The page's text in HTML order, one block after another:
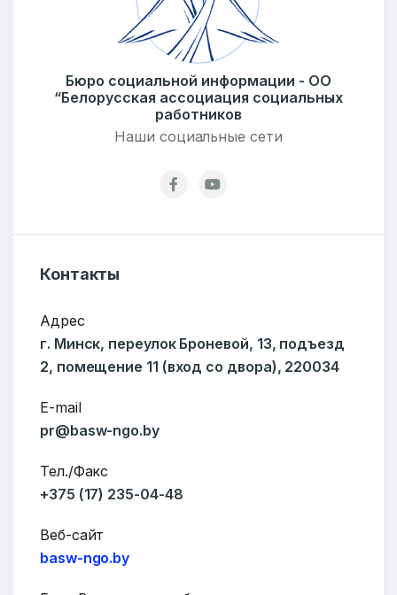
Бюро социальной информации - ОО
“Белорусская ассоциация социальных
работников
Наши социальные сети
Контакты
Адрес
г. Минск, переулок Броневой, 13, подъезд
2, помещение 11 (вход со двора), 220034
E-mail
pr@basw-ngo.by
Тел./Факс
+375 (17) 235-04-48
Веб-сайт
basw-ngo.by